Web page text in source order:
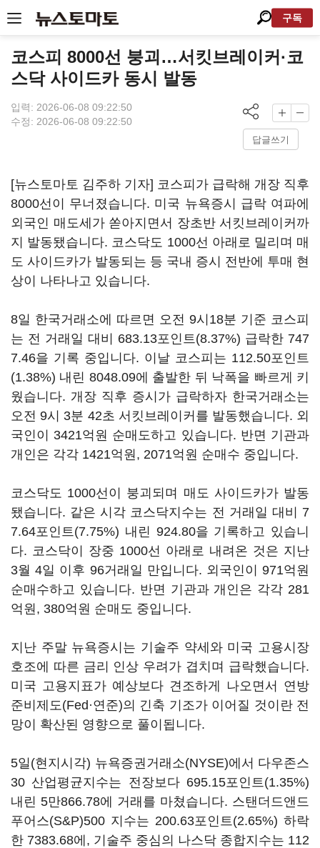
구독
코스피 8000선 붕괴…서킷브레이커·코
스닥 사이드카 동시 발동
입력: 2026-06-08 09:22:50
수정: 2026-06-08 09:22:50
답글쓰기
[뉴스토마토 김주하 기자] 코스피가 급락해 개장 직후
8000선이 무너졌습니다. 미국 뉴욕증시 급락 여파에
외국인 매도세가 쏟아지면서 장초반 서킷브레이커까
지 발동됐습니다. 코스닥도 1000선 아래로 밀리며 매
도 사이드카가 발동되는 등 국내 증시 전반에 투매 현
상이 나타나고 있습니다.
8일 한국거래소에 따르면 오전 9시18분 기준 코스피
는 전 거래일 대비 683.13포인트(8.37%) 급락한 747
7.46을 기록 중입니다. 이날 코스피는 112.50포인트
(1.38%) 내린 8048.09에 출발한 뒤 낙폭을 빠르게 키
웠습니다. 개장 직후 증시가 급락하자 한국거래소는
오전 9시 3분 42초 서킷브레이커를 발동했습니다. 외
국인이 3421억원 순매도하고 있습니다. 반면 기관과
개인은 각각 1421억원, 2071억원 순매수 중입니다.
코스닥도 1000선이 붕괴되며 매도 사이드카가 발동
됐습니다. 같은 시각 코스닥지수는 전 거래일 대비 7
7.64포인트(7.75%) 내린 924.80을 기록하고 있습니
다. 코스닥이 장중 1000선 아래로 내려온 것은 지난
3월 4일 이후 96거래일 만입니다. 외국인이 971억원
순매수하고 있습니다. 반면 기관과 개인은 각각 281
억원, 380억원 순매도 중입니다.
지난 주말 뉴욕증시는 기술주 약세와 미국 고용시장
호조에 따른 금리 인상 우려가 겹치며 급락했습니다.
미국 고용지표가 예상보다 견조하게 나오면서 연방
준비제도(Fed·연준)의 긴축 기조가 이어질 것이란 전
망이 확산된 영향으로 풀이됩니다.
5일(현지시각) 뉴욕증권거래소(NYSE)에서 다우존스
30 산업평균지수는 전장보다 695.15포인트(1.35%)
내린 5만866.78에 거래를 마쳤습니다. 스탠더드앤드
푸어스(S&P)500 지수는 200.63포인트(2.65%) 하락
한 7383.68에, 기술주 중심의 나스닥 종합지수는 112